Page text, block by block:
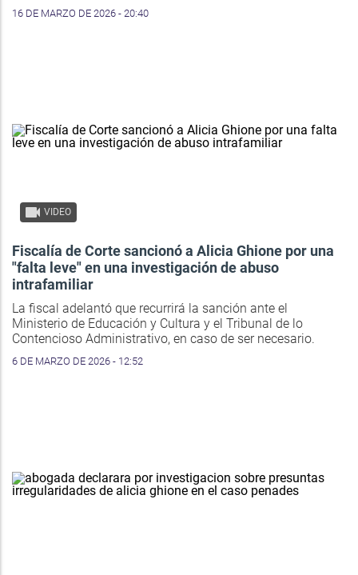
16 DE MARZO DE 2026 - 20:40
VIDEO
Fiscalía de Corte sancionó a Alicia Ghione por una
"falta leve" en una investigación de abuso
intrafamiliar
La fiscal adelantó que recurrirá la sanción ante el
Ministerio de Educación y Cultura y el Tribunal de lo
Contencioso Administrativo, en caso de ser necesario.
6 DE MARZO DE 2026 - 12:52